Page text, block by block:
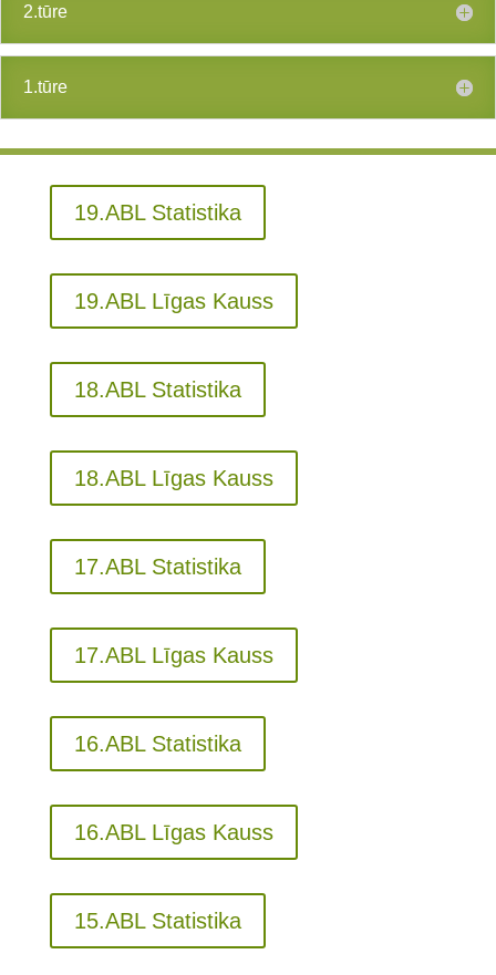
2.tūre
1.tūre
19.ABL Statistika
19.ABL Līgas Kauss
18.ABL Statistika
18.ABL Līgas Kauss
17.ABL Statistika
17.ABL Līgas Kauss
16.ABL Statistika
16.ABL Līgas Kauss
15.ABL Statistika